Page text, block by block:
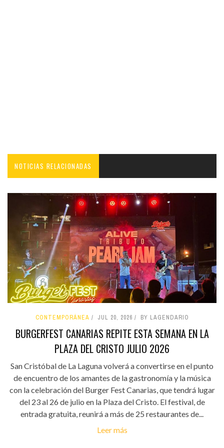
NOTICIAS RELACIONADAS
CONTEMPORÁNEA JUL 20, 2026 BY LAGENDARIO
BURGERFEST CANARIAS REPITE ESTA SEMANA EN LA
PLAZA DEL CRISTO JULIO 2026
San Cristóbal de La Laguna volverá a convertirse en el punto
de encuentro de los amantes de la gastronomía y la música
con la celebración del Burger Fest Canarias, que tendrá lugar
del 23 al 26 de julio en la Plaza del Cristo. El festival, de
entrada gratuita, reunirá a más de 25 restaurantes de...
Leer más